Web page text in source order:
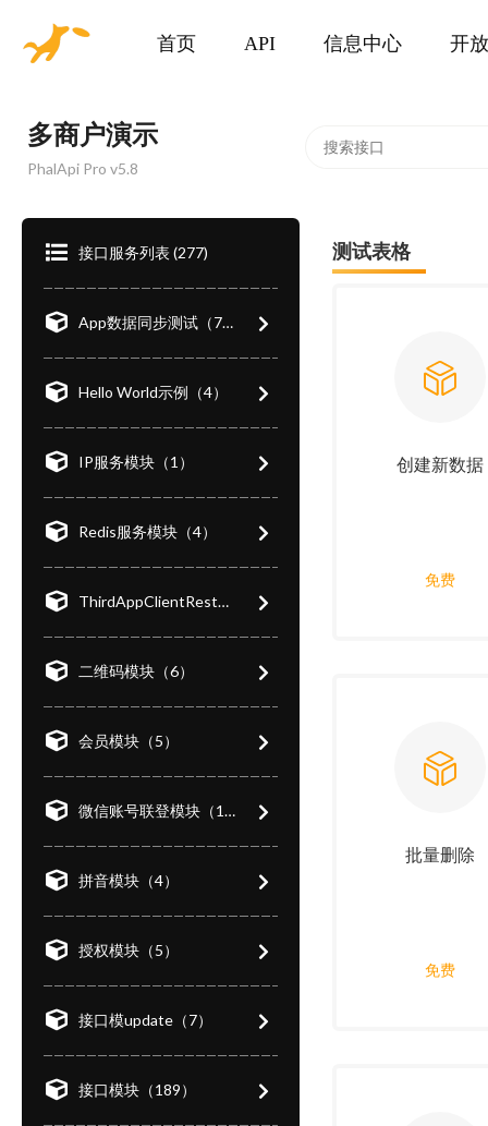
首页 API 信息中心 开
多商户演示
PhalApi Pro v5.8
接口服务列表 (277)
App数据同步测试（7）
Hello World示例（4）
IP服务模块（1）
Redis服务模块（4）
ThirdAppClientRest（1）
二维码模块（6）
会员模块（5）
微信账号联登模块（1）
拼音模块（4）
授权模块（5）
接口模update（7）
接口模块（189）
测试表格
创建新数据
免费
批量删除
免费